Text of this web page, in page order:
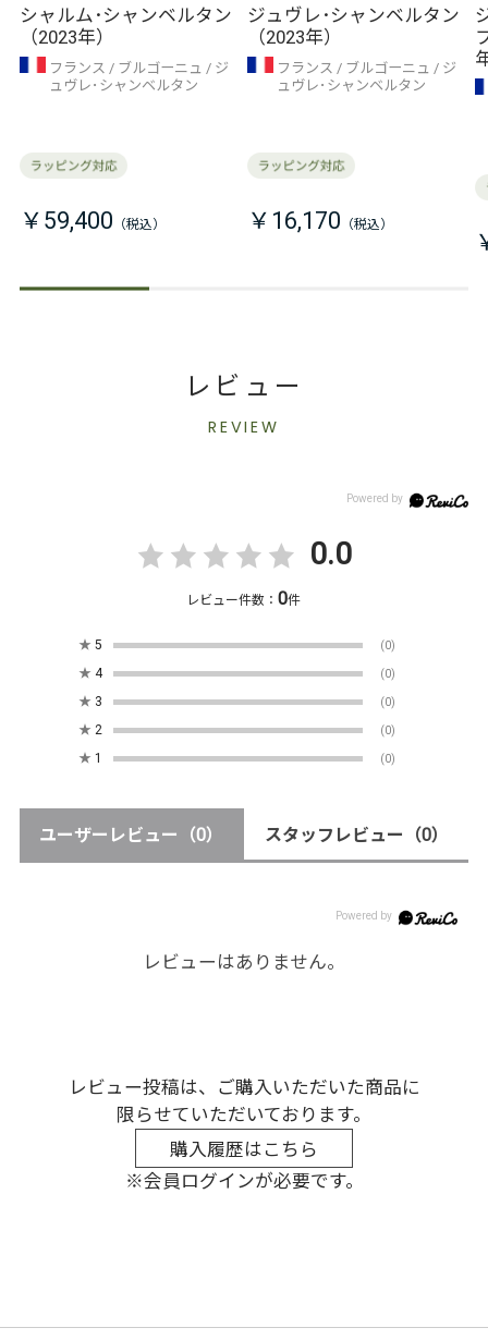
シャルム･シャンベルタン
（2023年）
フランス ブルゴーニュ
ジ
ュヴレ･シャンベルタン
￥59,400
ジュヴレ･シャンベルタン
（2023年）
フランス ブルゴーニュ
ジ
ュヴレ･シャンベルタン
￥16,170
レビュー
REVIEW
0.0
レビュー件数：0件
★ 5 (0)
★ 4 (0)
★ 3 (0)
★ 2 (0)
★ 1 (0)
ユーザーレビュー （0） スタッフレビュー （0）
レビューはありません。
レビュー投稿は、ご購入いただいた商品に
限らせていただいております。
購入履歴はこちら
※会員ログインが必要です。